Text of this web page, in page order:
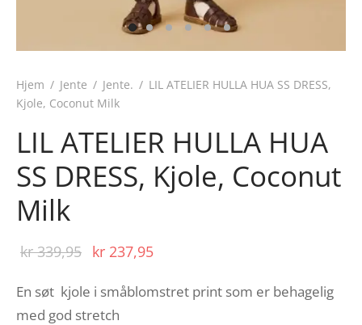
Hjem / Jente / Jente. / LIL ATELIER HULLA HUA SS DRESS,
Kjole, Coconut Milk
LIL ATELIER HULLA HUA
SS DRESS, Kjole, Coconut
Milk
kr339,95 Opprinnelig
kr 339,95.
kr 237,95
kr 237,95.
En søt kjole i småblomstret print som er behagelig
med god stretch